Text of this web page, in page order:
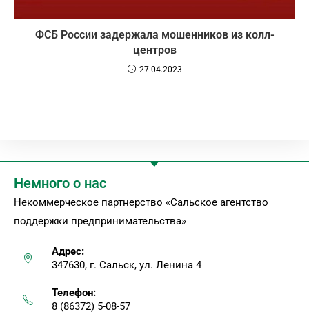
ФСБ России задержала мошенников из колл-
центров
27.04.2023
Немного о нас
Некоммерческое партнерство «Сальское агентство
поддержки предпринимательства»
Адрес:
347630, г. Сальск, ул. Ленина 4
Телефон:
8 (86372) 5-08-57